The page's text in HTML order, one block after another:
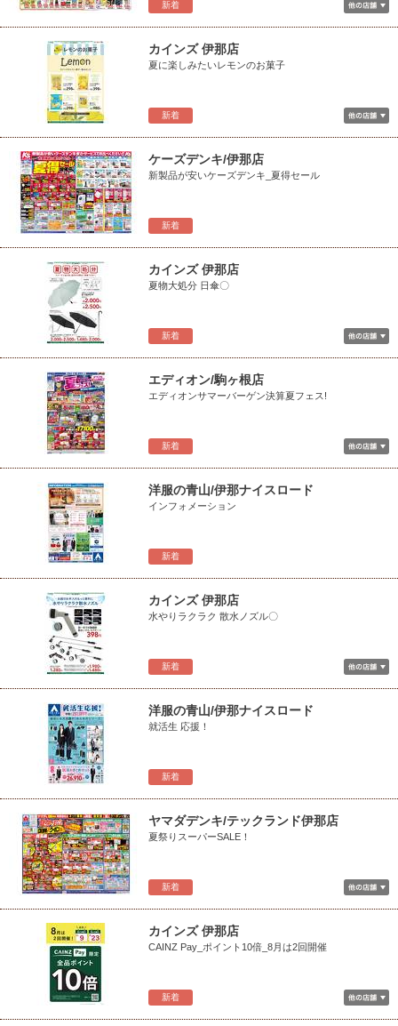
新着
新着
カインズ 伊那店
夏に楽しみたいレモンのお菓子
新着
ケーズデンキ/伊那店
新製品が安いケーズデンキ_夏得セール
新着
カインズ 伊那店
夏物大処分 日傘〇
新着
エディオン/駒ヶ根店
エディオンサマーバーゲン決算夏フェス!
新着
洋服の青山/伊那ナイスロード
インフォメーション
新着
カインズ 伊那店
水やりラクラク 散水ノズル〇
新着
洋服の青山/伊那ナイスロード
就活生 応援！
新着
ヤマダデンキ/テックランド伊那店
夏祭りスーパーSALE！
新着
カインズ 伊那店
CAINZ Pay_ポイント10倍_8月は2回開催